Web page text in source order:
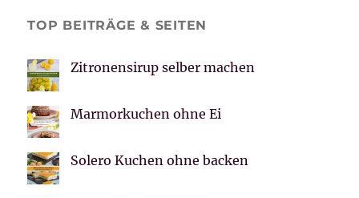
TOP BEITRÄGE & SEITEN
Zitronensirup selber machen
Marmorkuchen ohne Ei
Solero Kuchen ohne backen